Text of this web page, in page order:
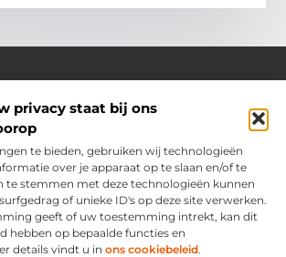
privacy staat bij ons
te bieden, gebruiken wij technologieën
over je apparaat op te slaan en/of te
te stemmen met deze technologieën kunnen
of unieke ID's op deze site verwerken.
geeft of uw toestemming intrekt, kan dit
hebben op bepaalde functies en
details vindt u in ons cookiebeleid.
voor stijlvolle en praktische modetips
door onze gevarieerde blogs vol trends,
creatieve ideeën. Ontdek hoe je met slimme
elke dag met flair en zelfvertrouwen